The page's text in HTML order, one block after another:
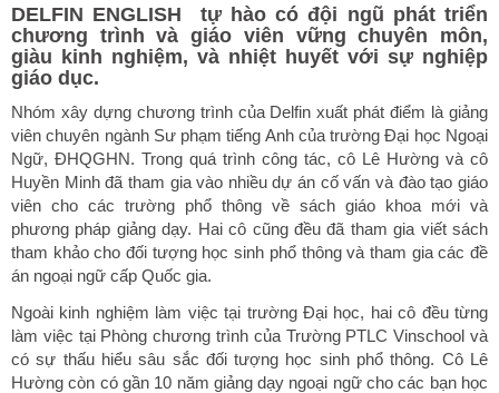
DELFIN ENGLISH tự hào có đội ngũ phát triển
chương trình và giáo viên vững chuyên môn,
giàu kinh nghiệm, và nhiệt huyết với sự nghiệp
giáo dục.
Nhóm xây dựng chương trình của Delfin xuất phát điểm là giảng
viên chuyên ngành Sư phạm tiếng Anh của trường Đại học Ngoại
Ngữ, ĐHQGHN. Trong quá trình công tác, cô Lê Hường và cô
Huyền Minh đã tham gia vào nhiều dự án cố vấn và đào tạo giáo
viên cho các trường phổ thông về sách giáo khoa mới và
phương pháp giảng dạy. Hai cô cũng đều đã tham gia viết sách
tham khảo cho đối tượng học sinh phổ thông và tham gia các đề
án ngoại ngữ cấp Quốc gia.
Ngoài kinh nghiệm làm việc tại trường Đại học, hai cô đều từng
làm việc tại Phòng chương trình của Trường PTLC Vinschool và
có sự thấu hiểu sâu sắc đối tượng học sinh phổ thông. Cô Lê
Hường còn có gần 10 năm giảng dạy ngoại ngữ cho các bạn học